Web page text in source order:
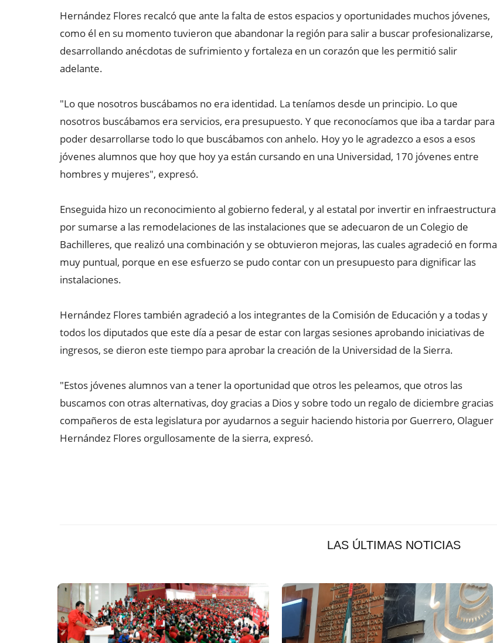
Hernández Flores recalcó que ante la falta de estos espacios y oportunidades muchos jóvenes,
como él en su momento tuvieron que abandonar la región para salir a buscar profesionalizarse,
desarrollando anécdotas de sufrimiento y fortaleza en un corazón que les permitió salir
adelante.
"Lo que nosotros buscábamos no era identidad. La teníamos desde un principio. Lo que
nosotros buscábamos era servicios, era presupuesto. Y que reconocíamos que iba a tardar para
poder desarrollarse todo lo que buscábamos con anhelo. Hoy yo le agradezco a esos a esos
jóvenes alumnos que hoy que hoy ya están cursando en una Universidad, 170 jóvenes entre
hombres y mujeres", expresó.
Enseguida hizo un reconocimiento al gobierno federal, y al estatal por invertir en infraestructura
por sumarse a las remodelaciones de las instalaciones que se adecuaron de un Colegio de
Bachilleres, que realizó una combinación y se obtuvieron mejoras, las cuales agradeció en forma
muy puntual, porque en ese esfuerzo se pudo contar con un presupuesto para dignificar las
instalaciones.
Hernández Flores también agradeció a los integrantes de la Comisión de Educación y a todas y
todos los diputados que este día a pesar de estar con largas sesiones aprobando iniciativas de
ingresos, se dieron este tiempo para aprobar la creación de la Universidad de la Sierra.
"Estos jóvenes alumnos van a tener la oportunidad que otros les peleamos, que otros las
buscamos con otras alternativas, doy gracias a Dios y sobre todo un regalo de diciembre gracias
compañeros de esta legislatura por ayudarnos a seguir haciendo historia por Guerrero, Olaguer
Hernández Flores orgullosamente de la sierra, expresó.
LAS ÚLTIMAS NOTICIAS